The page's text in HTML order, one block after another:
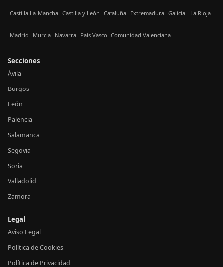
Castilla La-Mancha Castilla y León Cataluña Extremadura Galicia La Rioja
Madrid Murcia Navarra País Vasco Comunidad Valenciana
Secciones
Ávila
Burgos
León
Palencia
Salamanca
Segovia
Soria
Valladolid
Zamora
Legal
Aviso Legal
Política de Cookies
Política de Privacidad